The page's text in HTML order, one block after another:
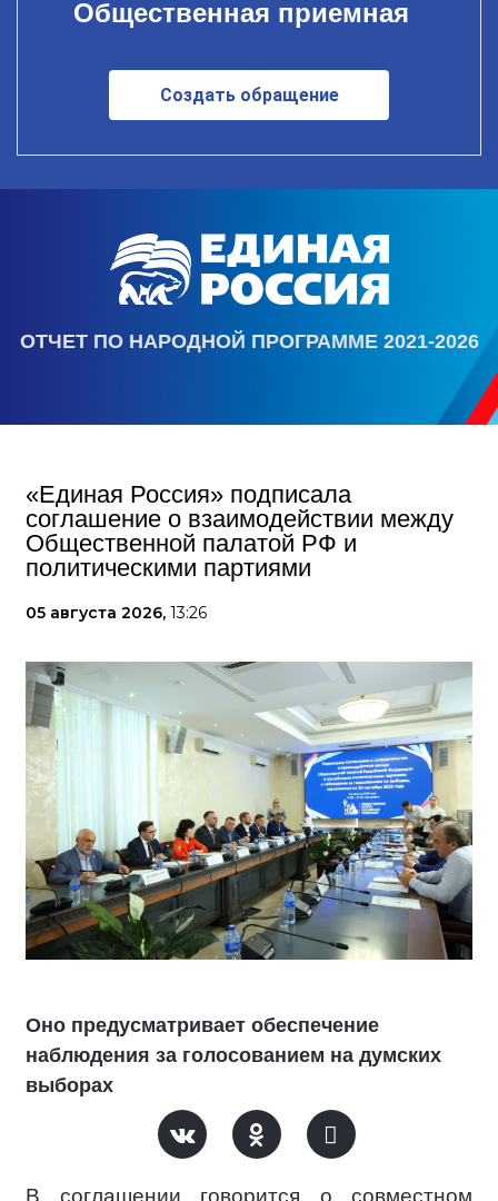
Общественная приемная
Создать обращение
ОТЧЕТ ПО НАРОДНОЙ ПРОГРАММЕ 2021-2026
«Единая Россия» подписала
соглашение о взаимодействии между
Общественной палатой РФ и
политическими партиями
05 августа 2026, 13:26
Оно предусматривает обеспечение
наблюдения за голосованием на думских
выборах
В соглашении говорится о совместном